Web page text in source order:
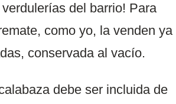
verdulerías del barrio! Para
como yo, la venden ya
conservada al vacío.
debe ser incluida de